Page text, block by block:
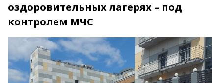
оздоровительных лагерях – под
контролем МЧС